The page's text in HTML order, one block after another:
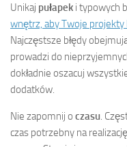
Unikaj pułapek i typowych
wnętrz, aby Twoje projekty
Najczęstsze błędy
prowadzi do
dokładnie oszacuj
dodatków.
Nie zapomnij o czasu.
czas potrzebny na